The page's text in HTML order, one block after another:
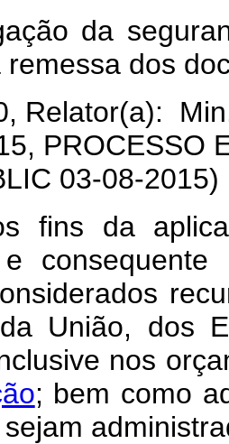
da
dos
Relator(a):
PROCESSO
03-08-2015)
fins da
e
União, dos
nos
; bem como